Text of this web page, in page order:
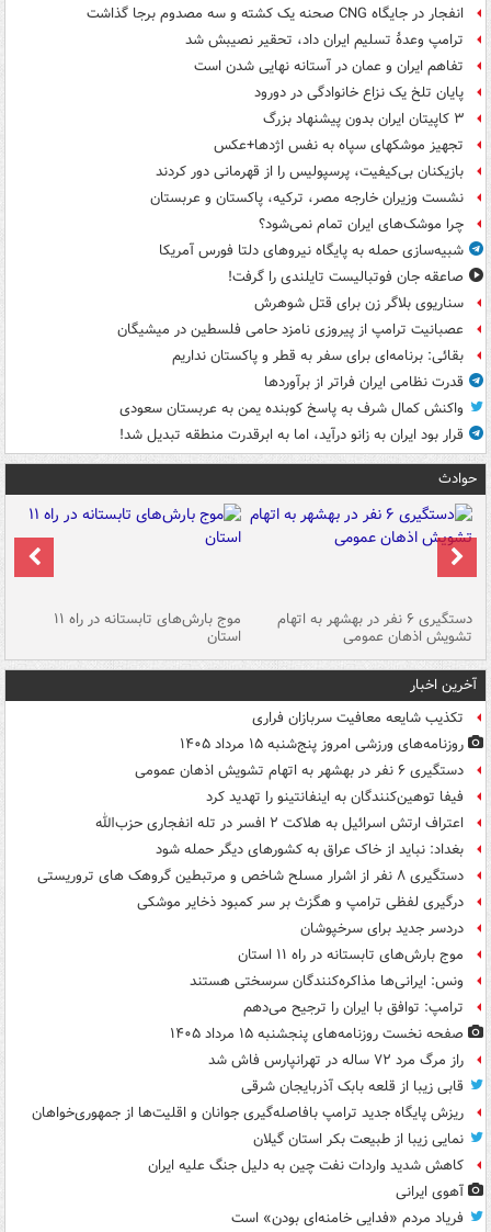
انفجار در جایگاه CNG صحنه یک کشته و سه مصدوم برجا گذاشت
ترامپ وعدۀ تسلیم ایران داد، تحقیر نصیبش شد
تفاهم ایران و عمان در آستانه نهایی شدن است
پایان تلخ یک نزاع خانوادگی در دورود
۳ کاپیتان ایران بدون پیشنهاد بزرگ
تجهیز موشکهای سپاه به نفس اژدها+عکس
بازیکنان بی‌کیفیت، پرسپولیس را از قهرمانی دور کردند
نشست وزیران خارجه مصر، ترکیه، پاکستان و عربستان
چرا موشک‌های ایران تمام نمی‌شود؟
شبیه‌سازی حمله به پایگاه نیروهای دلتا فورس آمریکا
صاعقه جان فوتبالیست تایلندی را گرفت!
سناریوی بلاگر زن برای قتل شوهرش
عصبانیت ترامپ از پیروزی نامزد حامی فلسطین در میشیگان
بقائی: برنامه‌ای برای سفر به قطر و پاکستان نداریم
قدرت نظامی ایران فراتر از برآوردها
واکنش کمال شرف به پاسخ کوبنده یمن به عربستان سعودی
قرار بود ایران به زانو درآید، اما به ابرقدرت منطقه تبدیل شد!
حوادث
دستگیری ۶ نفر در بهشهر به اتهام
تشویش اذهان عمومی
موج بارش‌های تابستانه در راه ۱۱
استان
آخرین اخبار
تکذیب شایعه معافیت سربازان فراری
روزنامه‌های ورزشی امروز پنج‌شنبه ۱۵ مرداد ۱۴۰۵
دستگیری ۶ نفر در بهشهر به اتهام تشویش اذهان عمومی
فیفا توهین‌کنندگان به اینفانتینو را تهدید کرد
اعتراف ارتش اسرائیل به هلاکت ۲ افسر در تله انفجاری حزب‌الله
بغداد: نباید از خاک عراق به کشورهای دیگر حمله شود
دستگیری ۸ نفر از اشرار مسلح شاخص و مرتبطین گروهک های تروریستی
درگیری لفظی ترامپ و هگزث بر سر کمبود ذخایر موشکی
دردسر جدید برای سرخپوشان
موج بارش‌های تابستانه در راه ۱۱ استان
ونس: ایرانی‌ها مذاکره‌کنندگان سرسختی هستند
ترامپ: توافق با ایران را ترجیح می‌دهم
صفحه نخست روزنامه‌های پنجشنبه ۱۵ مرداد ۱۴۰۵
راز مرگ مرد ۷۲ ساله در تهرانپارس فاش شد
قابی زیبا از قلعه بابک آذربایجان شرقی
ریزش پایگاه جدید ترامپ بافاصله‌گیری جوانان و اقلیت‌ها از جمهوری‌خواهان
نمایی زیبا از طبیعت بکر استان گیلان
کاهش شدید واردات نفت چین به دلیل جنگ علیه ایران
آهوی ایرانی
فریاد مردم «فدایی خامنه‌ای بودن» است